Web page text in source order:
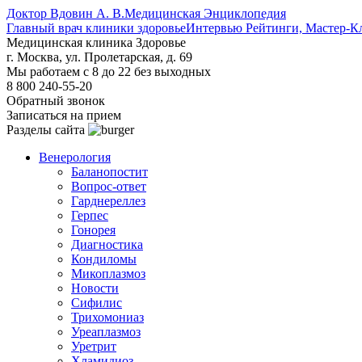
Доктор Вдовин А. В.Медицинская Энциклопедия
Главный врач клиники здоровьеИнтервью Рейтинги, Мастер-
Медицинская клиника Здоровье
г. Москва, ул. Пролетарская, д. 69
Мы работаем с 8 до 22 без выходных
8 800 240-55-20
Обратный звонок
Записаться на прием
Разделы сайта
Венерология
Баланопостит
Вопрос-ответ
Гарднереллез
Герпес
Гонорея
Диагностика
Кондиломы
Микоплазмоз
Новости
Сифилис
Трихомониаз
Уреаплазмоз
Уретрит